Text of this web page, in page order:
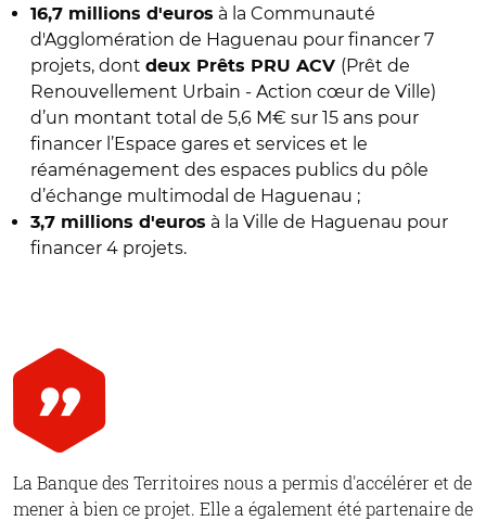
16,7 millions d'euros à la Communauté
d'Agglomération de Haguenau pour financer 7
projets, dont deux Prêts PRU ACV (Prêt de
Renouvellement Urbain - Action cœur de Ville)
d’un montant total de 5,6 M€ sur 15 ans pour
financer l’Espace gares et services et le
réaménagement des espaces publics du pôle
d’échange multimodal de Haguenau ;
3,7 millions d'euros à la Ville de Haguenau pour
financer 4 projets.
La Banque des Territoires nous a permis d'accélérer et de
mener à bien ce projet. Elle a également été partenaire de